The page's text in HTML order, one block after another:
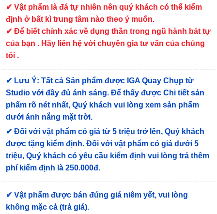
✔ Vật phẩm là đá tự nhiên nên quý khách có thể kiểm
định ở bất kì trung tâm nào theo ý muốn.
✔ Để biết chính xác về dụng thần trong ngũ hành bát tự
của bạn . Hãy liên hệ với chuyên gia tư vấn của chúng
tôi .
✔ Lưu Ý: Tất cả Sản phẩm được IGA Quay Chụp từ
Studio với đầy đủ ánh sáng. Để thấy được Chi tiết sản
phẩm rõ nét nhất, Quý khách vui lòng xem sản phẩm
dưới ánh nắng mặt trời.
✔ Đối với vật phẩm có giá từ 5 triệu trở lên, Quý khách
được tặng kiểm định. Đối với vật phẩm có giá dưới 5
triệu, Quý khách có yêu cầu kiểm định vui lòng trả thêm
phí kiểm định là 250.000đ.
✔ Vật phẩm được bán đúng giá niêm yết, vui lòng
không mặc cả (trả giá).